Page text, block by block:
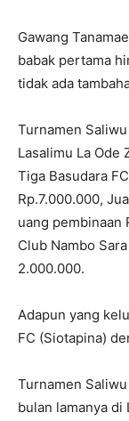
Gawang
babak pertama
tidak ada
Turnamen
Lasalimu La Ode
Tiga Basudara
Rp.7.000.000,
uang pembinaan
Club Nambo
2.000.000.
Adapun yang
FC (Siotapina)
Turnamen
bulan lamanya di